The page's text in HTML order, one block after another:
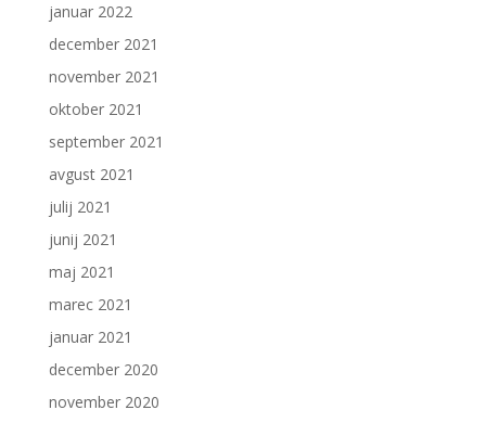
januar 2022
december 2021
november 2021
oktober 2021
september 2021
avgust 2021
julij 2021
junij 2021
maj 2021
marec 2021
januar 2021
december 2020
november 2020